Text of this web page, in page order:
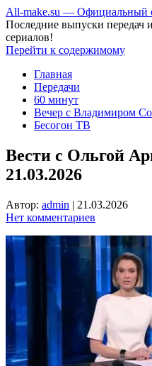
All-make.su — Официальный
Последние выпуски
сериалов!
Перейти к содержимому
Главная
Передачи
60 минут
Вечер с Владимиром
Бесогон ТВ
Вести с Ольгой
21.03.2026
Автор: admin | 21.03.2026
Нет комментариев